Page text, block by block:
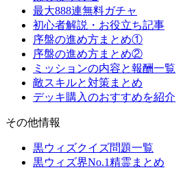
最大888連無料ガチャ
初心者解説・お役立ち記事
序盤の進め方まとめ①
序盤の進め方まとめ②
ミッションの内容と報酬一覧
敵スキルと対策まとめ
デッキ購入のおすすめを紹介
その他情報
黒ウィズクイズ問題一覧
黒ウィズ界No.1精霊まとめ